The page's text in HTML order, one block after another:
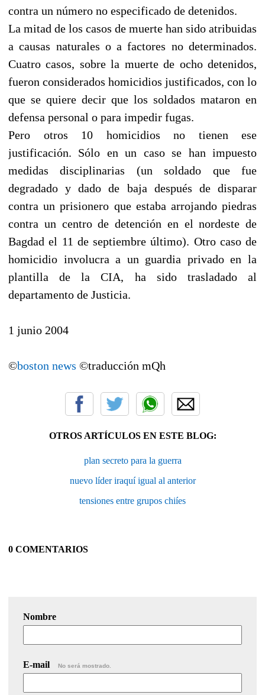
contra un número no especificado de detenidos.
La mitad de los casos de muerte han sido atribuidas
a causas naturales o a factores no determinados.
Cuatro casos, sobre la muerte de ocho detenidos,
fueron considerados homicidios justificados, con lo
que se quiere decir que los soldados mataron en
defensa personal o para impedir fugas.
Pero otros 10 homicidios no tienen ese
justificación. Sólo en un caso se han impuesto
medidas disciplinarias (un soldado que fue
degradado y dado de baja después de disparar
contra un prisionero que estaba arrojando piedras
contra un centro de detención en el nordeste de
Bagdad el 11 de septiembre último). Otro caso de
homicidio involucra a un guardia privado en la
plantilla de la CIA, ha sido trasladado al
departamento de Justicia.
1 junio 2004
©boston news ©traducción mQh
OTROS ARTÍCULOS EN ESTE BLOG:
plan secreto para la guerra
nuevo líder iraquí igual al anterior
tensiones entre grupos chiíes
0 COMENTARIOS
Nombre
E-mail No será mostrado.